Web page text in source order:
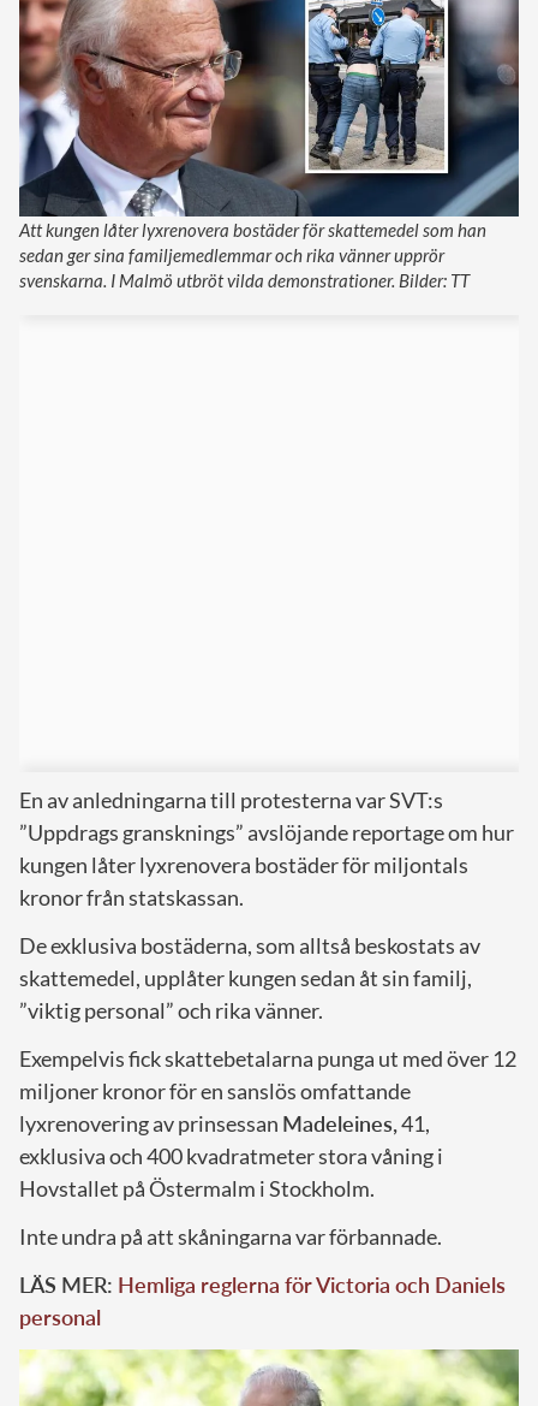
Att kungen låter lyxrenovera bostäder för skattemedel som han
sedan ger sina familjemedlemmar och rika vänner upprör
svenskarna. I Malmö utbröt vilda demonstrationer. Bilder: TT
En av anledningarna till protesterna var SVT:s
”Uppdrags gransknings” avslöjande reportage om hur
kungen låter lyxrenovera bostäder för miljontals
kronor från statskassan.
De exklusiva bostäderna, som alltså beskostats av
skattemedel, upplåter kungen sedan åt sin familj,
”viktig personal” och rika vänner.
Exempelvis fick skattebetalarna punga ut med över 12
miljoner kronor för en sanslös omfattande
lyxrenovering av prinsessan Madeleines,41,
exklusiva och 400 kvadratmeter stora våning i
Hovstallet på Östermalm i Stockholm.
Inte undra på att skåningarna var förbannade.
LÄS MER: Hemliga reglerna för Victoria och Daniels
personal